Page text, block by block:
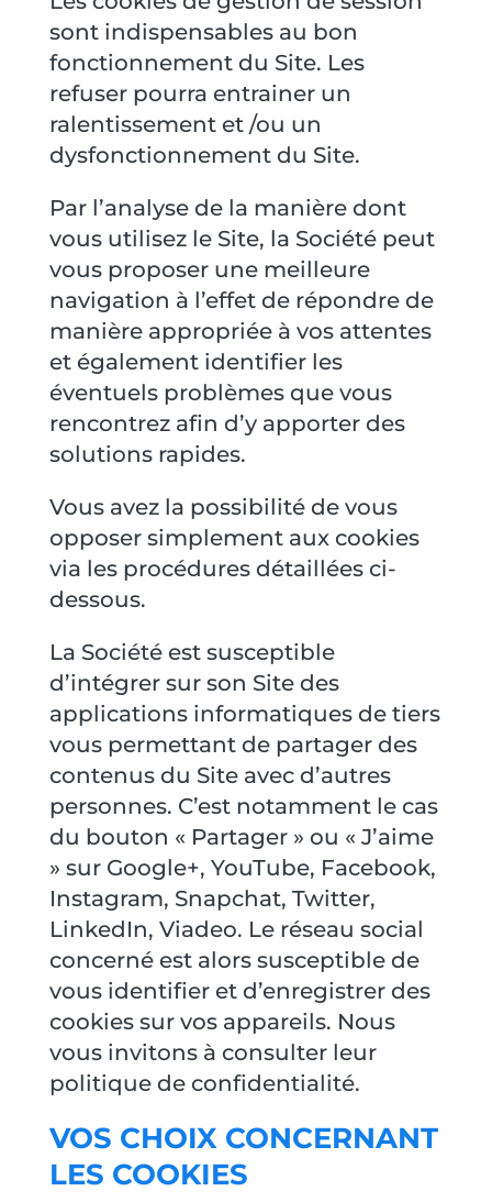
sont indispensables au bon
fonctionnement du Site. Les
refuser pourra entrainer un
ralentissement et /ou un
dysfonctionnement du Site.
Par l’analyse de la manière dont
vous utilisez le Site, la Société peut
vous proposer une meilleure
navigation à l’effet de répondre de
manière appropriée à vos attentes
et également identifier les
éventuels problèmes que vous
rencontrez afin d’y apporter des
solutions rapides.
Vous avez la possibilité de vous
opposer simplement aux cookies
via les procédures détaillées ci-
dessous.
La Société est susceptible
d’intégrer sur son Site des
applications informatiques de tiers
vous permettant de partager des
contenus du Site avec d’autres
personnes. C’est notamment le cas
du bouton « Partager » ou « J’aime
» sur Google+, YouTube, Facebook,
Instagram, Snapchat, Twitter,
LinkedIn, Viadeo. Le réseau social
concerné est alors susceptible de
vous identifier et d’enregistrer des
cookies sur vos appareils. Nous
vous invitons à consulter leur
politique de confidentialité.
VOS CHOIX CONCERNANT
LES COOKIES